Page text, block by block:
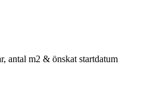
antal m2 & önskat startdatum